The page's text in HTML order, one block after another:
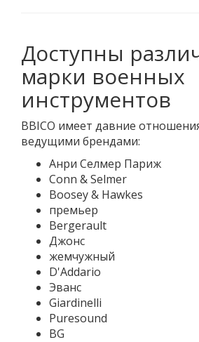
Доступны
марки военных
инструментов
BBICO имеет давние
ведущими брендами:
Анри Селмер Париж
Conn & Selmer
Boosey & Hawkes
премьер
Bergerault
Джонс
жемчужный
D'Addario
Эванс
Giardinelli
Puresound
BG